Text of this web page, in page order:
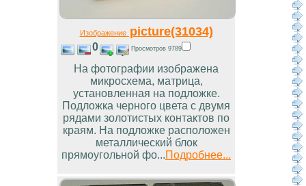
Изображениеpicture(31034)
0 Просмотров 9789
На фотографии изображена
микросхема, матрица,
установленная на подложке.
Подложка черного цвета с двумя
рядами золотистых контактов по
краям. На подложке расположен
металлический блок
прямоугольной фо...Подробнее...